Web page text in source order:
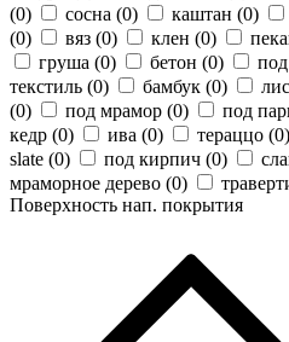
(0) сосна (0) каштан (0)
(0) вяз (0) клен (0)
груша (0) бетон (0)
текстиль (0) бамбук (0)
(0) под мрамор (0) под
кедр (0) ива (0) тераццо (0)
slate (0) под кирпич (0)
мраморное дерево (0)
Поверхность нап. покрытия